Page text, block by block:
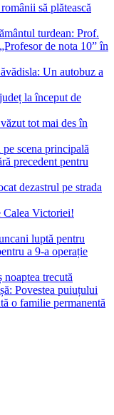
să plătească
turdean: Prof.
de nota 10” în
Un autobuz a
la început de
tot mai des în
scena principală
precedent pentru
dezastrul pe strada
Calea Victoriei!
luptă pentru
a 9-a operație
trecută
Povestea puiuțului
o familie permanentă